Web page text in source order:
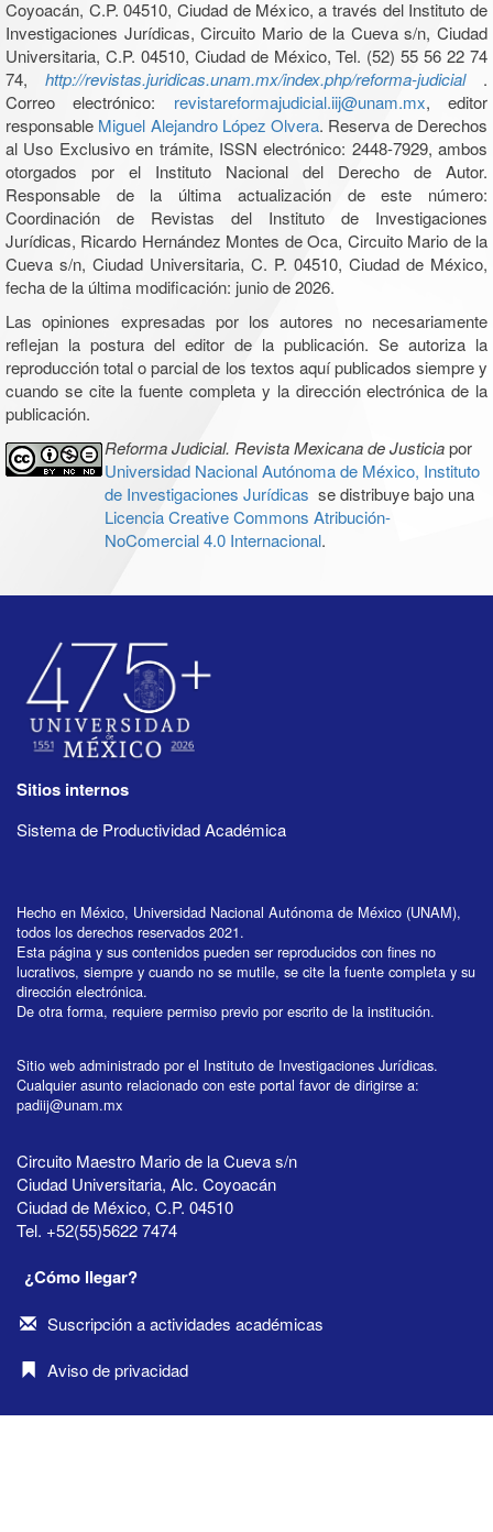
Coyoacán, C.P. 04510, Ciudad de México, a través del Instituto de
Investigaciones Jurídicas, Circuito Mario de la Cueva s/n, Ciudad
Universitaria, C.P. 04510, Ciudad de México, Tel. (52) 55 56 22 74
74, http://revistas.juridicas.unam.mx/index.php/reforma-judicial .
Correo electrónico: revistareformajudicial.iij@unam.mx, editor
responsable Miguel Alejandro López Olvera. Reserva de Derechos
al Uso Exclusivo en trámite, ISSN electrónico: 2448-7929, ambos
otorgados por el Instituto Nacional del Derecho de Autor.
Responsable de la última actualización de este número:
Coordinación de Revistas del Instituto de Investigaciones
Jurídicas, Ricardo Hernández Montes de Oca, Circuito Mario de la
Cueva s/n, Ciudad Universitaria, C. P. 04510, Ciudad de México,
fecha de la última modificación: junio de 2026.
Las opiniones expresadas por los autores no necesariamente
reflejan la postura del editor de la publicación. Se autoriza la
reproducción total o parcial de los textos aquí publicados siempre y
cuando se cite la fuente completa y la dirección electrónica de la
publicación.
Reforma Judicial. Revista Mexicana de Justiciapor
Universidad Nacional Autónoma de México, Instituto
de Investigaciones Jurídicas se distribuye bajo una
Licencia Creative Commons Atribución-
NoComercial 4.0 Internacional.
Sitios internos
Sistema de Productividad Académica
Hecho en México, Universidad Nacional Autónoma de México (UNAM),
todos los derechos reservados 2021.
Esta página y sus contenidos pueden ser reproducidos con fines no
lucrativos, siempre y cuando no se mutile, se cite la fuente completa y su
dirección electrónica.
De otra forma, requiere permiso previo por escrito de la institución.
Sitio web administrado por el Instituto de Investigaciones Jurídicas.
Cualquier asunto relacionado con este portal favor de dirigirse a:
padiij@unam.mx
Circuito Maestro Mario de la Cueva s/n
Ciudad Universitaria, Alc. Coyoacán
Ciudad de México, C.P. 04510
Tel. +52(55)5622 7474
¿Cómo llegar?
Suscripción a actividades académicas
Aviso de privacidad